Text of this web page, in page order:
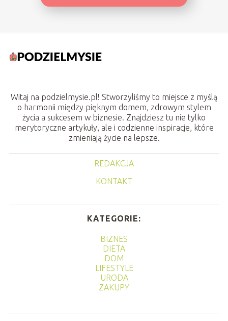
Witaj na podzielmysie.pl! Stworzyliśmy to miejsce z myślą
o harmonii między pięknym domem, zdrowym stylem
życia a sukcesem w biznesie. Znajdziesz tu nie tylko
merytoryczne artykuły, ale i codzienne inspiracje, które
zmieniają życie na lepsze.
REDAKCJA
KONTAKT
KATEGORIE:
BIZNES
DIETA
DOM
LIFESTYLE
URODA
ZAKUPY